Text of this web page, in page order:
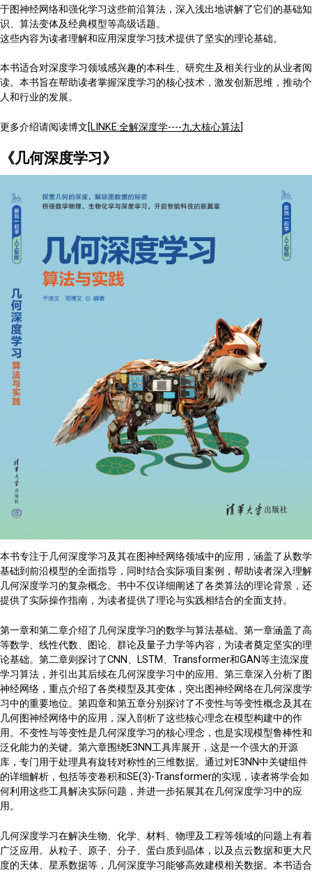
于图神经网络和强化学习这些前沿算法，深入浅出地讲解了它们的基础知
识、算法变体及经典模型等高级话题。
这些内容为读者理解和应用深度学习技术提供了坚实的理论基础。
本书适合对深度学习领域感兴趣的本科生、研究生及相关行业的从业者阅
读。本书旨在帮助读者掌握深度学习的核心技术，激发创新思维，推动个
人和行业的发展。
更多介绍请阅读博文[LINKE:全解深度学----九大核心算法]
《几何深度学习》
本书专注于几何深度学习及其在图神经网络领域中的应用，涵盖了从数学
基础到前沿模型的全面指导，同时结合实际项目案例，帮助读者深入理解
几何深度学习的复杂概念。书中不仅详细阐述了各类算法的理论背景，还
提供了实际操作指南，为读者提供了理论与实践相结合的全面支持。
第一章和第二章介绍了几何深度学习的数学与算法基础。第一章涵盖了高
等数学、线性代数、图论、群论及量子力学等内容，为读者奠定坚实的理
论基础。第二章则探讨了CNN、LSTM、Transformer和GAN等主流深度
学习算法，并引出其后续在几何深度学习中的应用。第三章深入分析了图
神经网络，重点介绍了各类模型及其变体，突出图神经网络在几何深度学
习中的重要地位。第四章和第五章分别探讨了不变性与等变性概念及其在
几何图神经网络中的应用，深入剖析了这些核心理念在模型构建中的作
用。不变性与等变性是几何深度学习的核心理念，也是实现模型鲁棒性和
泛化能力的关键。第六章围绕E3NN工具库展开，这是一个强大的开源
库，专门用于处理具有旋转对称性的三维数据。通过对E3NN中关键组件
的详细解析，包括等变卷积和SE(3)-Transformer的实现，读者将学会如
何利用这些工具解决实际问题，并进一步拓展其在几何深度学习中的应
用。
几何深度学习在解决生物、化学、材料、物理及工程等领域的问题上有着
广泛应用。从粒子、原子、分子、蛋白质到晶体，以及点云数据和更大尺
度的天体、星系数据等，几何深度学习能够高效建模相关数据。本书适合